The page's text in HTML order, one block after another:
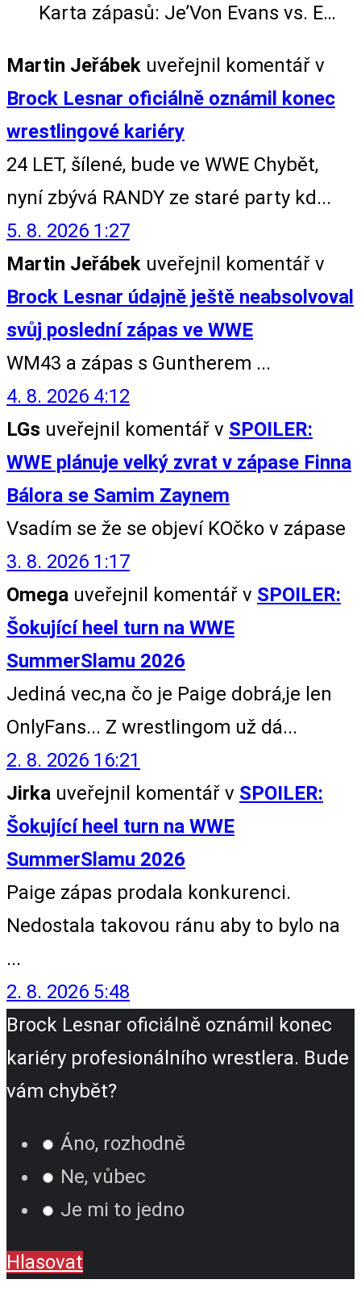
Karta zápasů: Je’Von Evans vs. E…
Martin Jeřábek uveřejnil komentář v
Brock Lesnar oficiálně oznámil konec
wrestlingové kariéry
24 LET, šílené, bude ve WWE Chybět,
nyní zbývá RANDY ze staré party kd...
5. 8. 2026 1:27
Martin Jeřábek uveřejnil komentář v
Brock Lesnar údajně ještě neabsolvoval
svůj poslední zápas ve WWE
WM43 a zápas s Guntherem ...
4. 8. 2026 4:12
LGs uveřejnil komentář v SPOILER:
WWE plánuje velký zvrat v zápase Finna
Bálora se Samim Zaynem
Vsadím se že se objeví KOčko v zápase
3. 8. 2026 1:17
Omega uveřejnil komentář v SPOILER:
Šokující heel turn na WWE
SummerSlamu 2026
Jediná vec,na čo je Paige dobrá,je len
OnlyFans... Z wrestlingom už dá...
2. 8. 2026 16:21
Jirka uveřejnil komentář v SPOILER:
Šokující heel turn na WWE
SummerSlamu 2026
Paige zápas prodala konkurenci.
Nedostala takovou ránu aby to bylo na
...
2. 8. 2026 5:48
Brock Lesnar oficiálně oznámil konec
kariéry profesionálního wrestlera. Bude
vám chybět?
Áno, rozhodně
Ne, vůbec
Je mi to jedno
Hlasovat